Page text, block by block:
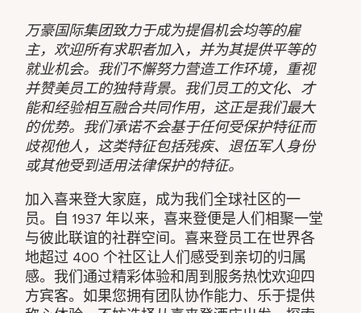
万豪国际集团致力于成为提倡机会均等的雇
主，欢迎所有求职者加入，并为其提供平等的
就业机会。我们不懈努力营造工作环境，重视
并赞美员工的独特背景。我们员工的文化、才
能和经验相互融合共同作用，这正是我们最大
的优势。我们承诺不会基于任何受保护特征而
歧视他人，这类特征包括残疾、退伍军人身份
或其他受到适用法律保护的特征。
加入喜来登大家庭，成为我们全球社区的一
员。自 1937 年以来，喜来登便是人们相聚一堂
与彼此联谊的社群空间。喜来登员工在世界各
地超过 400 个社区让人们感受到亲切的归属
感。我们通过精彩体验和周到服务热忱欢迎四
方宾客。如果您拥有团队协作能力、乐于提供